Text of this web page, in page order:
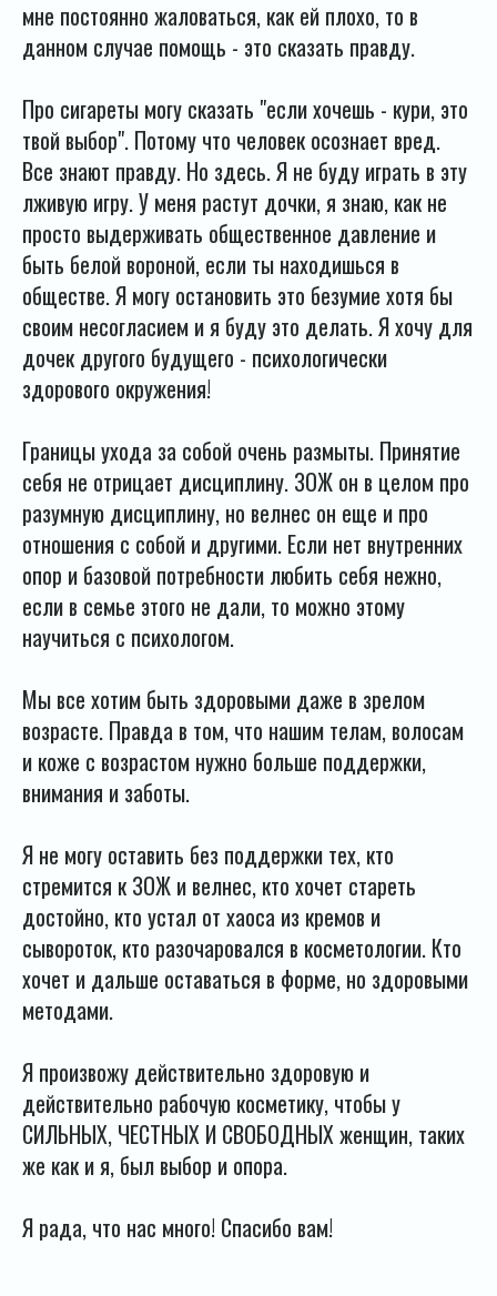
мне постоянно жаловаться, как ей плохо, то в
данном случае помощь - это сказать правду.
Про сигареты могу сказать "если хочешь - кури, это
твой выбор". Потому что человек осознает вред.
Все знают правду. Но здесь. Я не буду играть в эту
лживую игру. У меня растут дочки, я знаю, как не
просто выдерживать общественное давление и
быть белой вороной, если ты находишься в
обществе. Я могу остановить это безумие хотя бы
своим несогласием и я буду это делать. Я хочу для
дочек другого будущего - психологически
здорового окружения!
Границы ухода за собой очень размыты. Принятие
себя не отрицает дисциплину. ЗОЖ он в целом про
разумную дисциплину, но велнес он еще и про
отношения с собой и другими. Если нет внутренних
опор и базовой потребности любить себя нежно,
если в семье этого не дали, то можно этому
научиться с психологом.
Мы все хотим быть здоровыми даже в зрелом
возрасте. Правда в том, что нашим телам, волосам
и коже с возрастом нужно больше поддержки,
внимания и заботы.
Я не могу оставить без поддержки тех, кто
стремится к ЗОЖ и велнес, кто хочет стареть
достойно, кто устал от хаоса из кремов и
сывороток, кто разочаровался в косметологии. Кто
хочет и дальше оставаться в форме, но здоровыми
методами.
Я произвожу действительно здоровую и
действительно рабочую косметику, чтобы у
СИЛЬНЫХ, ЧЕСТНЫХ И СВОБОДНЫХ женщин, таких
же как и я, был выбор и опора.
Я рада, что нас много! Спасибо вам!